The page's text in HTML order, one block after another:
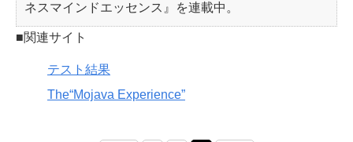
ネスマインドエッセンス』を連載中。
■関連サイト
テスト結果
The“Mojava Experience”